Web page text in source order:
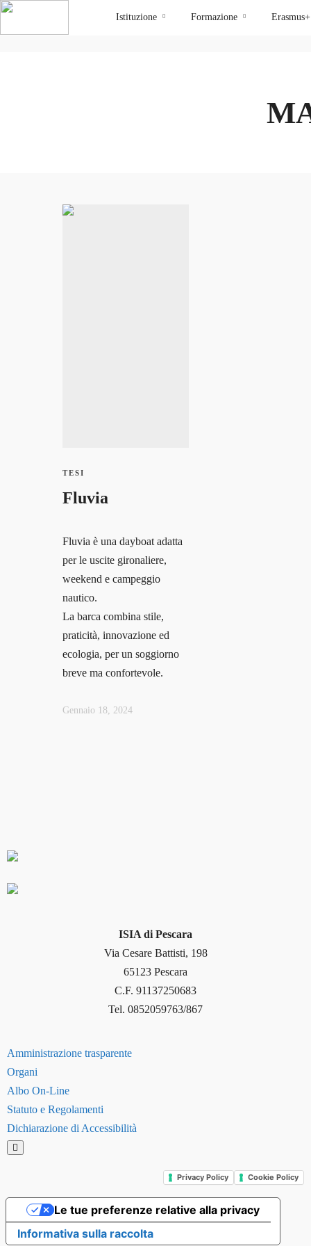
Istituzione Formazione Erasmus+
TESI
Fluvia
Fluvia è una dayboat adatta
per le uscite gironaliere,
weekend e campeggio
nautico.
La barca combina stile,
praticità, innovazione ed
ecologia, per un soggiorno
breve ma confortevole.
Gennaio 18, 2024
ISIA di Pescara
Via Cesare Battisti, 198
65123 Pescara
C.F. 91137250683
Tel. 0852059763/867
Amministrazione trasparente
Organi
Albo On-Line
Statuto e Regolamenti
Dichiarazione di Accessibilità
Hamburger Toggle Menu
Privacy Policy Cookie Policy
Informativa sulla raccolta
Le tue preferenze relative alla privacy